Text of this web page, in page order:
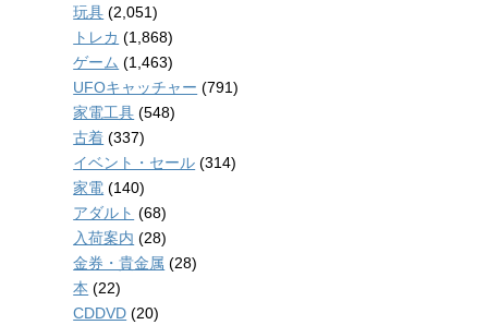
玩具 (2,051)
トレカ (1,868)
ゲーム (1,463)
UFOキャッチャー (791)
家電工具 (548)
古着 (337)
イベント・セール (314)
家電 (140)
アダルト (68)
入荷案内 (28)
金券・貴金属 (28)
本 (22)
CDDVD (20)